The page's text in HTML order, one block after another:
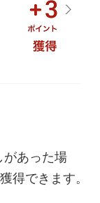
があった場
得できます。